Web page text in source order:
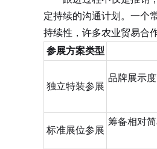
定持续的沟通计划。一个
持续性，许多农业贸易合
参展方案类型
独立特装参展
品牌展示
标准展位参展
筹备相对